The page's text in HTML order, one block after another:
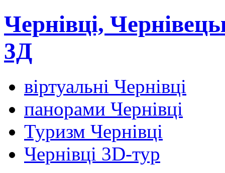
Чернівці,
3Д
віртуальні Чернівці
панорами Чернівці
Туризм Чернівці
Чернівці 3D-тур